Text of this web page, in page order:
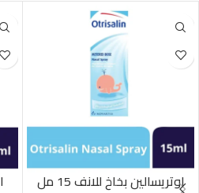
اوتريسالين بخاخ للانف 15 مل